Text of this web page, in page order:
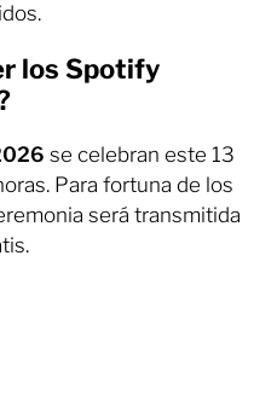
los Spotify
se celebran este 13
Para fortuna de los
será transmitida